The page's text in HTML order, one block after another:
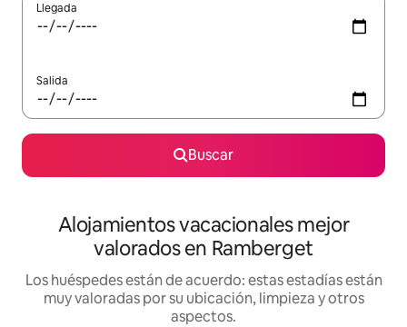
Llegada
Salida
Buscar
Alojamientos vacacionales mejor
valorados en Ramberget
Los huéspedes están de acuerdo: estas estadías están
muy valoradas por su ubicación, limpieza y otros
aspectos.